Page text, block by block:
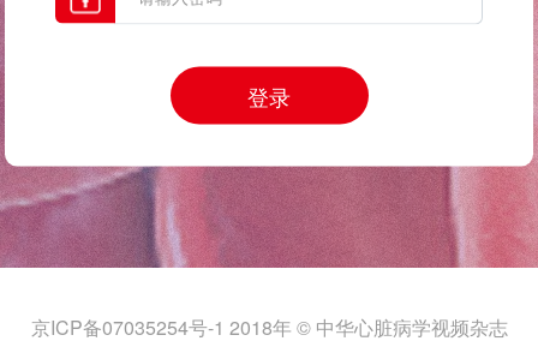
登录
京ICP备07035254号-1 2018年 © 中华心脏病学视频杂志